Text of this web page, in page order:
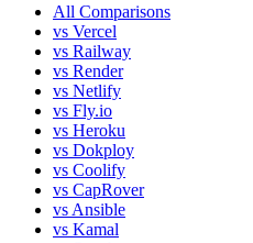
All Comparisons
vs Vercel
vs Railway
vs Render
vs Netlify
vs Fly.io
vs Heroku
vs Dokploy
vs Coolify
vs CapRover
vs Ansible
vs Kamal